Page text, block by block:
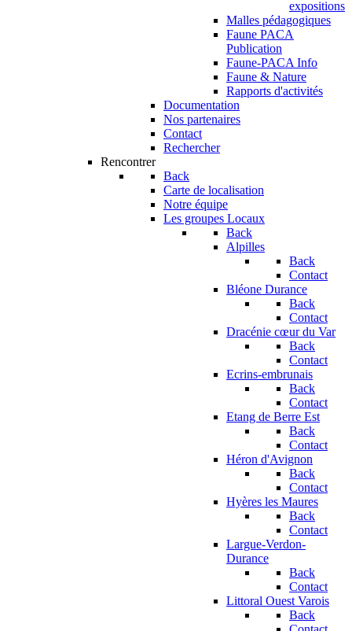
expositions
Malles pédagogiques
Faune PACA
Publication
Faune-PACA Info
Faune & Nature
Rapports d'activités
Documentation
Nos partenaires
Contact
Rechercher
Rencontrer
Back
Carte de localisation
Notre équipe
Les groupes Locaux
Back
Alpilles
Back
Contact
Bléone Durance
Back
Contact
Dracénie cœur du Var
Back
Contact
Ecrins-embrunais
Back
Contact
Etang de Berre Est
Back
Contact
Héron d'Avignon
Back
Contact
Hyères les Maures
Back
Contact
Largue-Verdon-
Durance
Back
Contact
Littoral Ouest Varois
Back